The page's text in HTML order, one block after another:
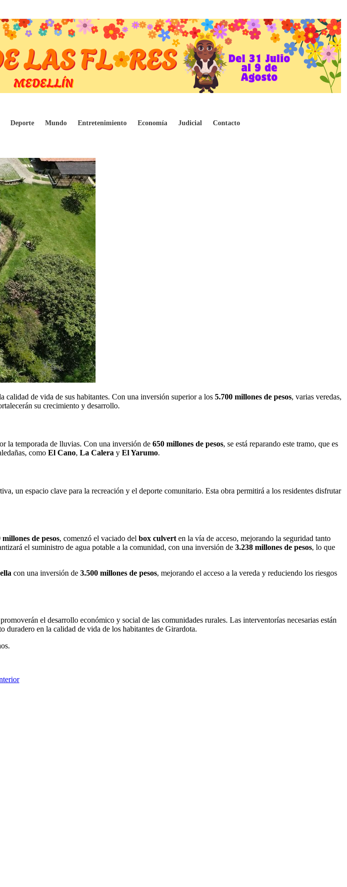
Deporte Mundo Entretenimiento Economía Judicial Contacto
en más de 5.700 millones de pesos
calidad de vida de sus habitantes. Con una inversión superior a los 5.700 millones de pesos, varias veredas,
su crecimiento y desarrollo.
la temporada de lluvias. Con una inversión de 650 millones de pesos, se está reparando este tramo, que es
como El Cano, La Calera y El Yarumo.
un espacio clave para la recreación y el deporte comunitario. Esta obra permitirá a los residentes disfrutar
millones de pesos, comenzó el vaciado del box culvert en la vía de acceso, mejorando la seguridad tanto
el suministro de agua potable a la comunidad, con una inversión de 3.238 millones de pesos, lo que
con una inversión de 3.500 millones de pesos, mejorando el acceso a la vereda y reduciendo los riesgos
el desarrollo económico y social de las comunidades rurales. Las interventorías necesarias están
duradero en la calidad de vida de los habitantes de Girardota.